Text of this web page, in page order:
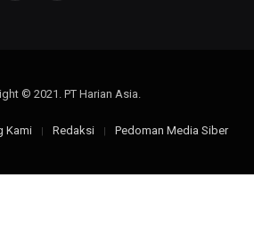
© 2021. PT Harian Asia.
Kami Redaksi Pedoman Media Siber